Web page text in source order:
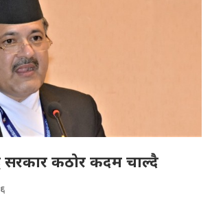
सरकार कठोर कदम चाल्दै